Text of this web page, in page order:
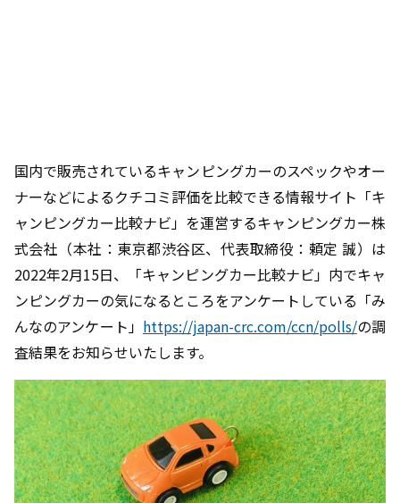
国内で販売されているキャンピングカーのスペックやオー
ナーなどによるクチコミ評価を比較できる情報サイト「キ
ャンピングカー比較ナビ」を運営するキャンピングカー株
式会社（本社：東京都渋谷区、代表取締役：頼定 誠）は
2022年2月15日、「キャンピングカー比較ナビ」内でキャ
ンピングカーの気になるところをアンケートしている「み
んなのアンケート」 https://japan-crc.com/ccn/polls/の調
査結果をお知らせいたします。